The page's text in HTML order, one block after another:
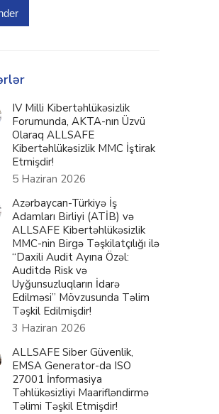
IV Milli Kibertəhlükəsizlik
Forumunda, AKTA-nın Üzvü
Olaraq ALLSAFE
Kibertəhlükəsizlik MMC İştirak
Etmişdir!
5 Haziran 2026
Azərbaycan-Türkiyə İş
Adamları Birliyi (ATİB) və
ALLSAFE Kibertəhlükəsizlik
MMC-nin Birgə Təşkilatçılığı ilə
“Daxili Audit Ayına Özəl:
Auditdə Risk və
Uyğunsuzluqların İdarə
Edilməsi” Mövzusunda Təlim
Təşkil Edilmişdir!
3 Haziran 2026
ALLSAFE Siber Güvenlik,
EMSA Generator-da ISO
27001 İnformasiya
Təhlükəsizliyi Maarifləndirmə
Təlimi Təşkil Etmişdir!